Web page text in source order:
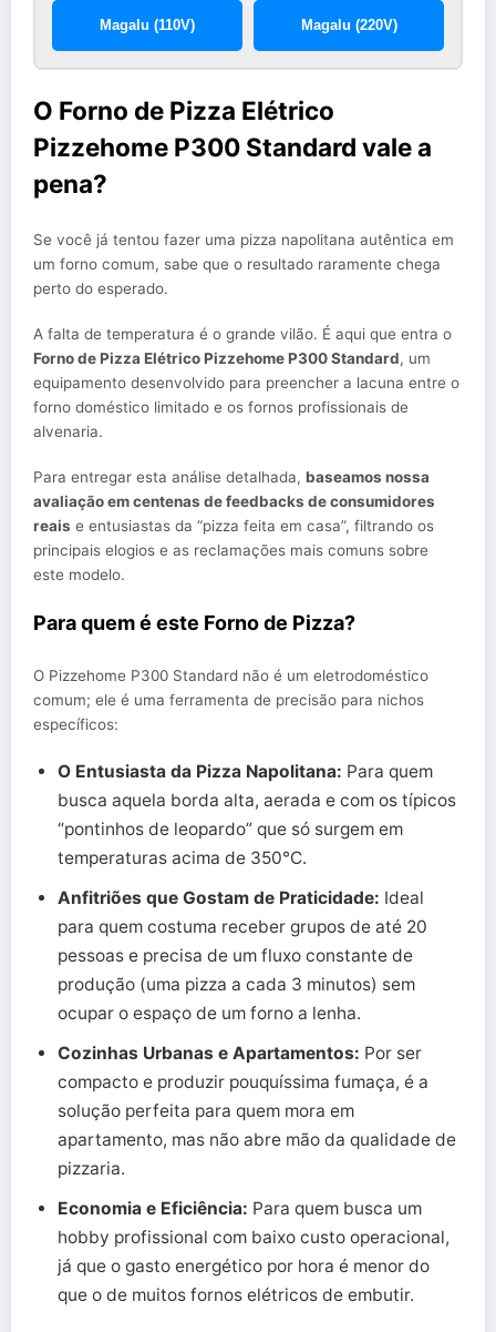
Magalu (110V) Magalu (220V)
O Forno de Pizza Elétrico
Pizzehome P300 Standard vale a
pena?
Se você já tentou fazer uma pizza napolitana autêntica em
um forno comum, sabe que o resultado raramente chega
perto do esperado.
A falta de temperatura é o grande vilão. É aqui que entra o
Forno de Pizza Elétrico Pizzehome P300 Standard, um
equipamento desenvolvido para preencher a lacuna entre o
forno doméstico limitado e os fornos profissionais de
alvenaria.
Para entregar esta análise detalhada, baseamos nossa
avaliação em centenas de feedbacks de consumidores
reais e entusiastas da “pizza feita em casa”, filtrando os
principais elogios e as reclamações mais comuns sobre
este modelo.
Para quem é este Forno de Pizza?
O Pizzehome P300 Standard não é um eletrodoméstico
comum; ele é uma ferramenta de precisão para nichos
específicos:
O Entusiasta da Pizza Napolitana: Para quem
busca aquela borda alta, aerada e com os típicos
“pontinhos de leopardo” que só surgem em
temperaturas acima de 350°C.
Anfitriões que Gostam de Praticidade: Ideal
para quem costuma receber grupos de até 20
pessoas e precisa de um fluxo constante de
produção (uma pizza a cada 3 minutos) sem
ocupar o espaço de um forno a lenha.
Cozinhas Urbanas e Apartamentos: Por ser
compacto e produzir pouquíssima fumaça, é a
solução perfeita para quem mora em
apartamento, mas não abre mão da qualidade de
pizzaria.
Economia e Eficiência: Para quem busca um
hobby profissional com baixo custo operacional,
já que o gasto energético por hora é menor do
que o de muitos fornos elétricos de embutir.